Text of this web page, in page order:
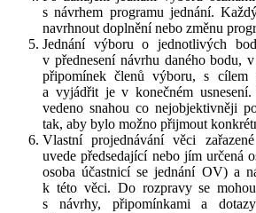
s návrhem programu jednání.
navrhnout doplnění nebo změnu
Jednání výboru o jednotlivých
v přednesení návrhu daného bodu,
připomínek členů výboru, s cílem
a vyjádřit je v konečném
vedeno snahou co nejobjektivněji
tak, aby bylo možno přijmout
Vlastní projednávání věci
uvede předsedající nebo jím určená
osoba účastnicí se jednání OV) a
k této věci. Do rozpravy se
s návrhy, připomínkami a